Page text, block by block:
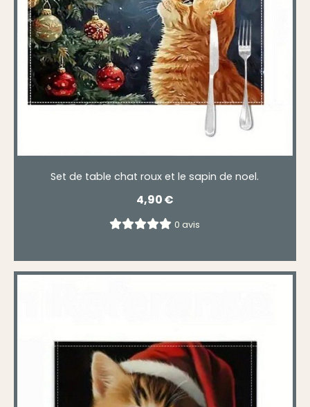
Set de table chat roux et le sapin de noel.
4,90€
0 avis